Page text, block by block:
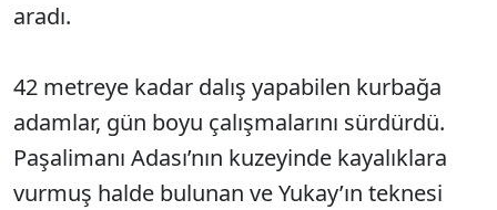
aradı.
42 metreye kadar dalış yapabilen kurbağa
adamlar, gün boyu çalışmalarını sürdürdü.
Paşalimanı Adası’nın kuzeyinde kayalıklara
vurmuş halde bulunan ve Yukay’ın teknesi